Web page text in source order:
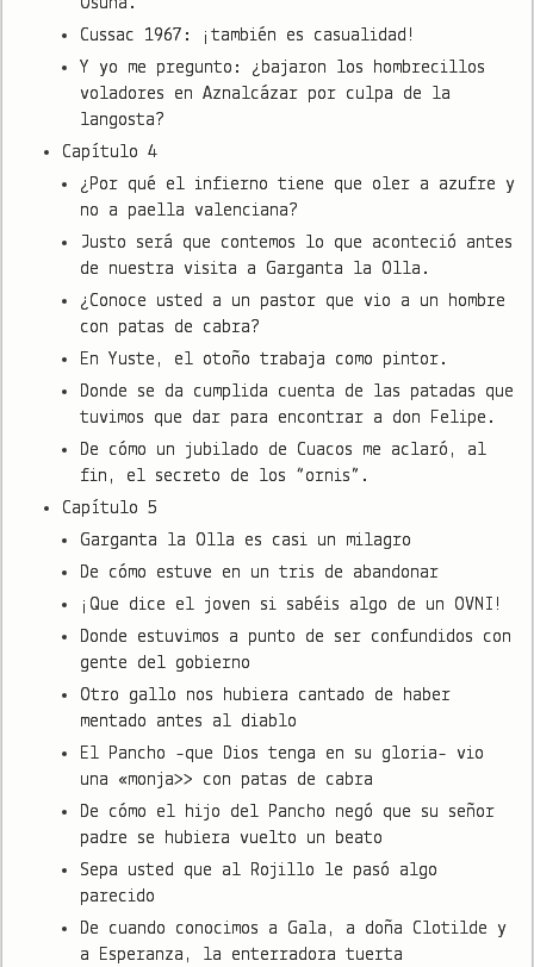
Cussac 1967: ¡también es casualidad!
Y yo me pregunto: ¿bajaron los hombrecillos
voladores en Aznalcázar por culpa de la
langosta?
Capítulo 4
¿Por qué el infierno tiene que oler a azufre y
no a paella valenciana?
Justo será que contemos lo que aconteció antes
de nuestra visita a Garganta la Olla.
¿Conoce usted a un pastor que vio a un hombre
con patas de cabra?
En Yuste, el otoño trabaja como pintor.
Donde se da cumplida cuenta de las patadas que
tuvimos que dar para encontrar a don Felipe.
De cómo un jubilado de Cuacos me aclaró, al
fin, el secreto de los “ornis”.
Capítulo 5
Garganta la Olla es casi un milagro
De cómo estuve en un tris de abandonar
¡Que dice el joven si sabéis algo de un OVNI!
Donde estuvimos a punto de ser confundidos con
gente del gobierno
Otro gallo nos hubiera cantado de haber
mentado antes al diablo
El Pancho -que Dios tenga en su gloria- vio
una «monja>> con patas de cabra
De cómo el hijo del Pancho negó que su señor
padre se hubiera vuelto un beato
Sepa usted que al Rojillo le pasó algo
parecido
De cuando conocimos a Gala, a doña Clotilde y
a Esperanza, la enterradora tuerta